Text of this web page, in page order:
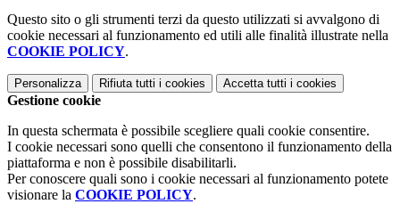
Questo sito o gli strumenti terzi da questo utilizzati si avvalgono di
cookie necessari al funzionamento ed utili alle finalità illustrate nella
COOKIE POLICY.
Personalizza Rifiuta tutti i cookies Accetta tutti i cookies
Gestione cookie
In questa schermata è possibile scegliere quali cookie consentire.
I cookie necessari sono quelli che consentono il funzionamento della
piattaforma e non è possibile disabilitarli.
Per conoscere quali sono i cookie necessari al funzionamento potete
visionare la COOKIE POLICY.